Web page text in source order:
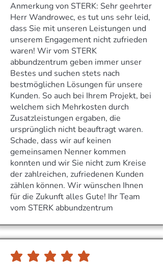
Anmerkung von STERK: Sehr geehrter
Herr Wandrowec, es tut uns sehr leid,
dass Sie mit unseren Leistungen und
unserem Engagement nicht zufrieden
waren! Wir vom STERK
abbundzentrum geben immer unser
Bestes und suchen stets nach
bestmöglichen Lösungen für unsere
Kunden. So auch bei Ihrem Projekt, bei
welchem sich Mehrkosten durch
Zusatzleistungen ergaben, die
ursprünglich nicht beauftragt waren.
Schade, dass wir auf keinen
gemeinsamen Nenner kommen
konnten und wir Sie nicht zum Kreise
der zahlreichen, zufriedenen Kunden
zählen können. Wir wünschen Ihnen
für die Zukunft alles Gute! Ihr Team
vom STERK abbundzentrum
durchschnittliches Rating ist 5 von 5